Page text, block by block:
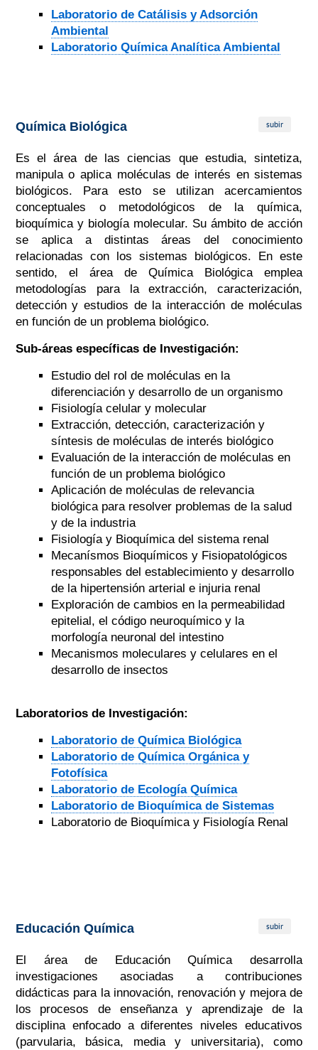
Laboratorio de Catálisis y Adsorción
Ambiental
Laboratorio Química Analítica Ambiental
Química Biológica subir
Es el área de las ciencias que estudia, sintetiza,
manipula o aplica moléculas de interés en sistemas
biológicos. Para esto se utilizan acercamientos
conceptuales o metodológicos de la química,
bioquímica y biología molecular. Su ámbito de acción
se aplica a distintas áreas del conocimiento
relacionadas con los sistemas biológicos. En este
sentido, el área de Química Biológica emplea
metodologías para la extracción, caracterización,
detección y estudios de la interacción de moléculas
en función de un problema biológico.
Sub-áreas específicas de Investigación:
Estudio del rol de moléculas en la
diferenciación y desarrollo de un organismo
Fisiología celular y molecular
Extracción, detección, caracterización y
síntesis de moléculas de interés biológico
Evaluación de la interacción de moléculas en
función de un problema biológico
Aplicación de moléculas de relevancia
biológica para resolver problemas de la salud
y de la industria
Fisiología y Bioquímica del sistema renal
Mecanísmos Bioquímicos y Fisiopatológicos
responsables del establecimiento y desarrollo
de la hipertensión arterial e injuria renal
Exploración de cambios en la permeabilidad
epitelial, el código neuroquímico y la
morfología neuronal del intestino
Mecanismos moleculares y celulares en el
desarrollo de insectos
Laboratorios de Investigación:
Laboratorio de Química Biológica
Laboratorio de Química Orgánica y
Fotofísica
Laboratorio de Ecología Química
Laboratorio de Bioquímica de Sistemas
Laboratorio de Bioquímica y Fisiología Renal
Educación Química subir
El área de Educación Química desarrolla
investigaciones asociadas a contribuciones
didácticas para la innovación, renovación y mejora de
los procesos de enseñanza y aprendizaje de la
disciplina enfocado a diferentes niveles educativos
(parvularia, básica, media y universitaria), como